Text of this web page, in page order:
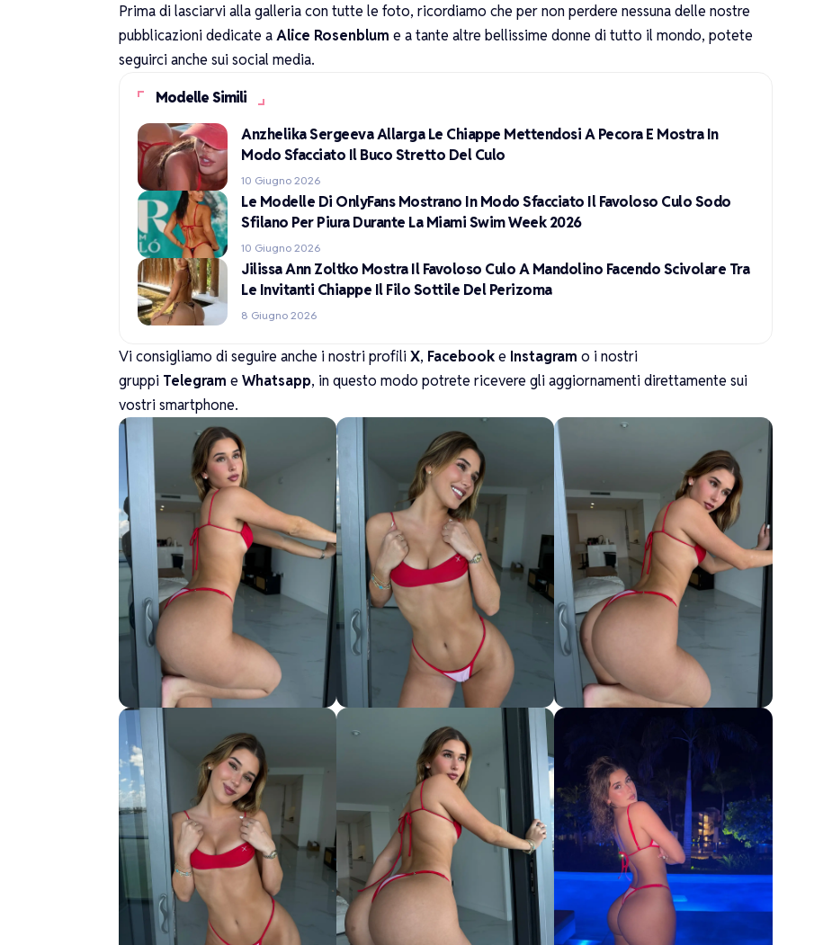
Prima di lasciarvi alla galleria con tutte le foto, ricordiamo che per non perdere nessuna delle nostre
pubblicazioni dedicate aAlice Rosenblum e a tante altre bellissime donne di tutto il mondo, potete
seguirci anche sui social media.
Modelle Simili
Anzhelika Sergeeva Allarga Le Chiappe Mettendosi A Pecora E Mostra In
Modo Sfacciato Il Buco Stretto Del Culo
10 Giugno 2026
Le Modelle Di OnlyFans Mostrano In Modo Sfacciato Il Favoloso Culo Sodo
Sfilano Per Piura Durante La Miami Swim Week 2026
10 Giugno 2026
Jilissa Ann Zoltko Mostra Il Favoloso Culo A Mandolino Facendo Scivolare Tra
Le Invitanti Chiappe Il Filo Sottile Del Perizoma
8 Giugno 2026
Vi consigliamo di seguire anche i nostri profiliX, Facebooke Instagram o i nostri
gruppi Telegram e Whatsapp, in questo modo potrete ricevere gli aggiornamenti direttamente sui
vostri smartphone.